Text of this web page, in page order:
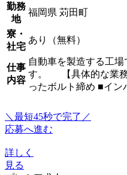
勤務
地
福岡県 苅田町
寮・
社宅
あり（無料）
仕事
内容
自動車を製造する工
す。 【具体的な業務
ったボルト締め ■イン
＼最短45秒で完了／
応募へ進む
詳しく
見る